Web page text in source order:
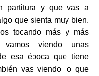
partitura y que vas a
que sienta muy bien.
tocando más y más
viendo unas
esa época que tiene
vas viendo lo que